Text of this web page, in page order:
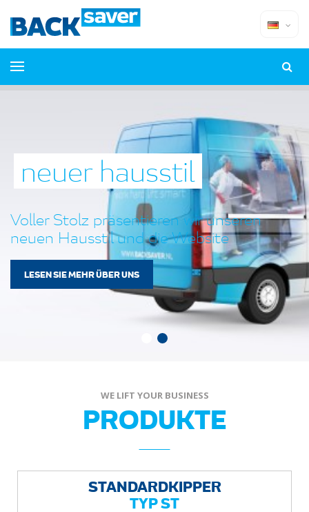
neuer hausstil
Voller Stolz präsentieren wir unseren
neuen Hausstil und die Website
LESEN SIE MEHR ÜBER UNS
WE LIFT YOUR BUSINESS
PRODUKTE
STANDARDKIPPER
TYP ST